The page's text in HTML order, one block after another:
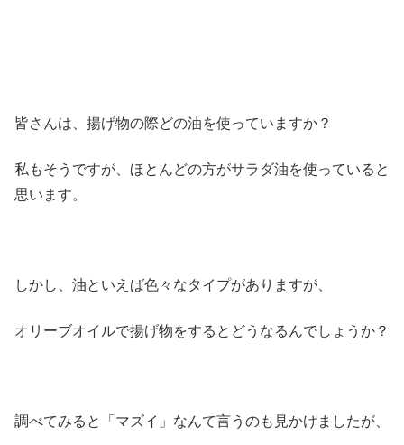
皆さんは、揚げ物の際どの油を使っていますか？
私もそうですが、ほとんどの方がサラダ油を使っていると
思います。
しかし、油といえば色々なタイプがありますが、
オリーブオイルで揚げ物をするとどうなるんでしょうか？
調べてみると「マズイ」なんて言うのも見かけましたが、